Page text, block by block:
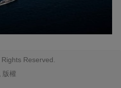
Reserved.
版權